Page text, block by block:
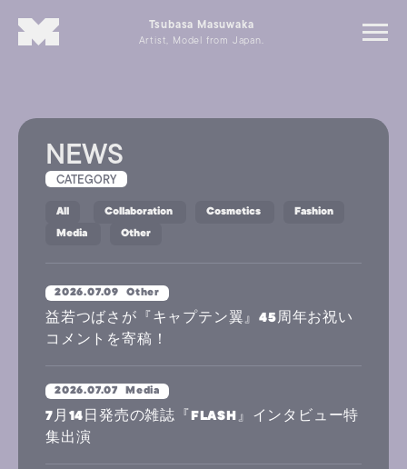
Tsubasa Masuwaka
Artist, Model from Japan.
NEWS
CATEGORY
All Collaboration Cosmetics
Fashion
Media
Other
2026.07.09 Other
益若つばさが『キャプテン翼』45周年お祝い
コメントを寄稿！
2026.07.07 Media
7月14日発売の雑誌『FLASH』インタビュー特
集出演